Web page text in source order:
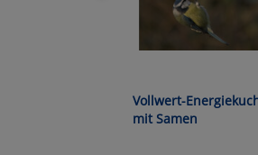
Vollwert-
mit Samen